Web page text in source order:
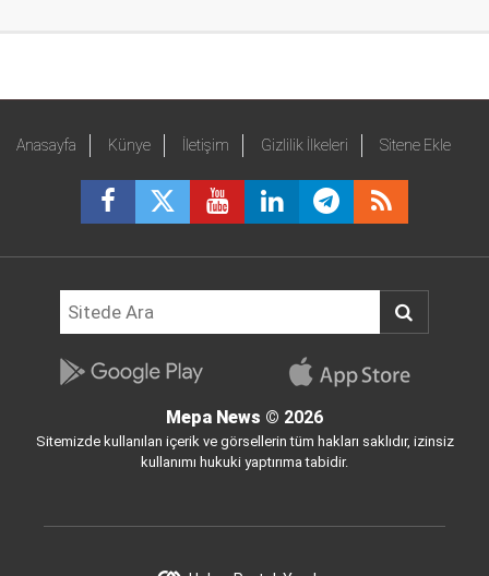
Anasayfa Künye İletişim Gizlilik İlkeleri Sitene Ekle
Mepa News © 2026
Sitemizde kullanılan içerik ve görsellerin tüm hakları saklıdır, izinsiz
kullanımı hukuki yaptırıma tabidir.